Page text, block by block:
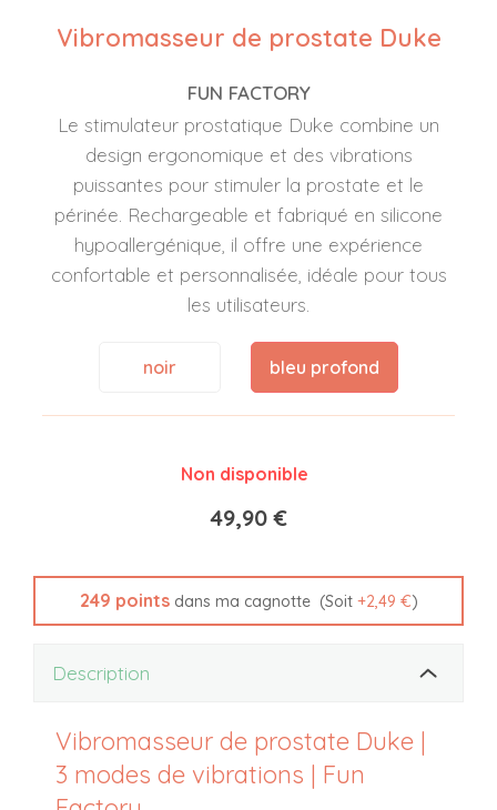
Vibromasseur de prostate Duke
FUN FACTORY
Le stimulateur prostatique Duke combine un
design ergonomique et des vibrations
puissantes pour stimuler la prostate et le
périnée. Rechargeable et fabriqué en silicone
hypoallergénique, il offre une expérience
confortable et personnalisée, idéale pour tous
les utilisateurs.
noir bleu profond
Non disponible
49,90 €
249 pointsdans ma cagnotte (Soit +2,49 €)
Description
Vibromasseur de prostate Duke |
3 modes de vibrations | Fun